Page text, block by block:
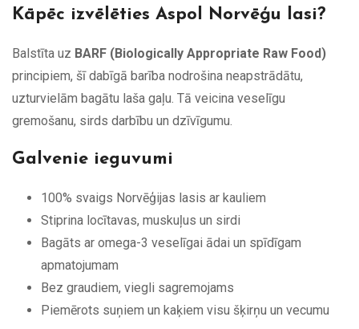
Kāpēc izvēlēties Aspol Norvēģu lasi?
Balstīta uz BARF (Biologically Appropriate Raw Food)
principiem, šī dabīgā barība nodrošina neapstrādātu,
uzturvielām bagātu laša gaļu. Tā veicina veselīgu
gremošanu, sirds darbību un dzīvīgumu.
Galvenie ieguvumi
100% svaigs Norvēģijas lasis ar kauliem
Stiprina locītavas, muskuļus un sirdi
Bagāts ar omega-3 veselīgai ādai un spīdīgam
apmatojumam
Bez graudiem, viegli sagremojams
Piemērots suņiem un kaķiem visu šķirņu un vecumu